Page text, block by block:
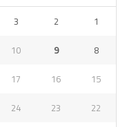
1
2
3
8
9
10
15
16
17
22
23
24